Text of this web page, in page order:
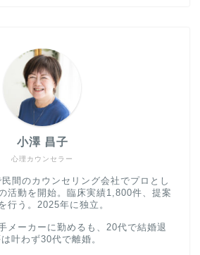
心理カウンセラー
小澤 昌子
間のカウンセリング会社でプロとし
活動を開始。臨床実績1,800件、提案
行う。2025年に独立。
メーカーに勤めるも、20代で結婚退
叶わず30代で離婚。